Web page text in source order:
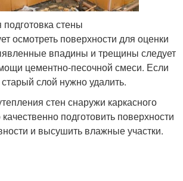
стены
осмотреть поверхности для оценки
впадины и трещины следует
цементно-песочной смеси. Если
слой нужно удалить.
стен снаружи каркасного
подготовить поверхности
и высушить влажные участки.